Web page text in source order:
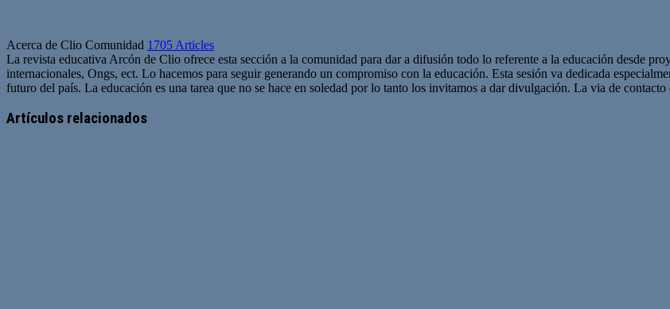
Acerca de Clio Comunidad 1705 Articles
La revista educativa Arcón de Clio ofrece esta sección a la comunidad para dar a difusión todo lo referente a la educación desde
internacionales, Ongs, ect. Lo hacemos para seguir generando un compromiso con la educación. Esta sesión va dedicada
futuro del país. La educación es una tarea que no se hace en soledad por lo tanto los invitamos a dar divulgación. La via de contacto
web
Artículos relacionados